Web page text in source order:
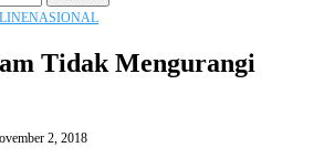
NASIONAL
Tidak Mengurangi
2, 2018